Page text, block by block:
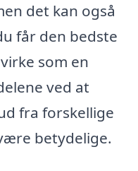
det kan også
får den bedste
som en
ved at
fra forskellige
betydelige.